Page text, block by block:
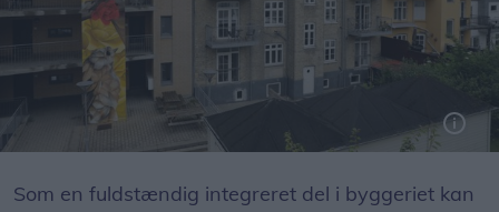
Som en fuldstændig integreret del i byggeriet kan